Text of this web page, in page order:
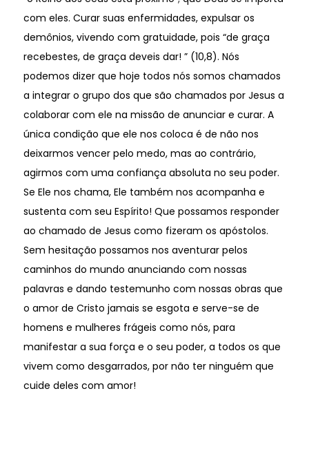
com eles. Curar suas enfermidades, expulsar os
demônios, vivendo com gratuidade, pois “de graça
recebestes, de graça deveis dar! ” (10,8). Nós
podemos dizer que hoje todos nós somos chamados
a integrar o grupo dos que são chamados por Jesus a
colaborar com ele na missão de anunciar e curar. A
única condição que ele nos coloca é de não nos
deixarmos vencer pelo medo, mas ao contrário,
agirmos com uma confiança absoluta no seu poder.
Se Ele nos chama, Ele também nos acompanha e
sustenta com seu Espírito! Que possamos responder
ao chamado de Jesus como fizeram os apóstolos.
Sem hesitação possamos nos aventurar pelos
caminhos do mundo anunciando com nossas
palavras e dando testemunho com nossas obras que
o amor de Cristo jamais se esgota e serve-se de
homens e mulheres frágeis como nós, para
manifestar a sua força e o seu poder, a todos os que
vivem como desgarrados, por não ter ninguém que
cuide deles com amor!